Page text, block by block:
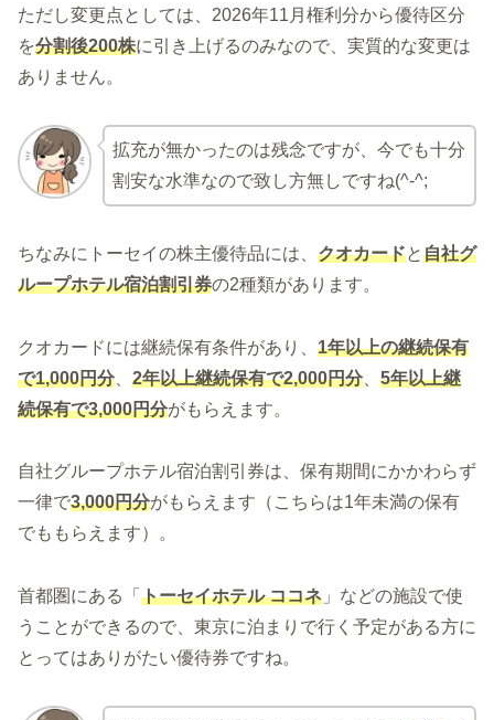
ただし変更点としては、2026年11月権利分から優待区分
を分割後200株に引き上げるのみなので、実質的な変更は
ありません。
拡充が無かったのは残念ですが、今でも十分
割安な水準なので致し方無しですね(^-^;
ちなみにトーセイの株主優待品には、 クオカードと自社グ
ループホテル宿泊割引券の2種類があります。
クオカードには継続保有条件があり、 1年以上の継続保有
で1,000円分、 2年以上継続保有で2,000円分、 5年以上継
続保有で3,000円分がもらえます。
自社グループホテル宿泊割引券は、保有期間にかかわらず
一律で3,000円分がもらえます（こちらは1年未満の保有
でももらえます）。
首都圏にある「 トーセイホテル ココネ 」などの施設で使
うことができるので、東京に泊まりで行く予定がある方に
とってはありがたい優待券ですね。